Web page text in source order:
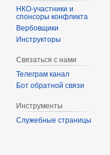
спонсоры конфликта
‏‎Вербовщики
Инструкторы
Связаться с нами
Телеграм канал
Бот обратной связи
Инструменты
Служебные страницы